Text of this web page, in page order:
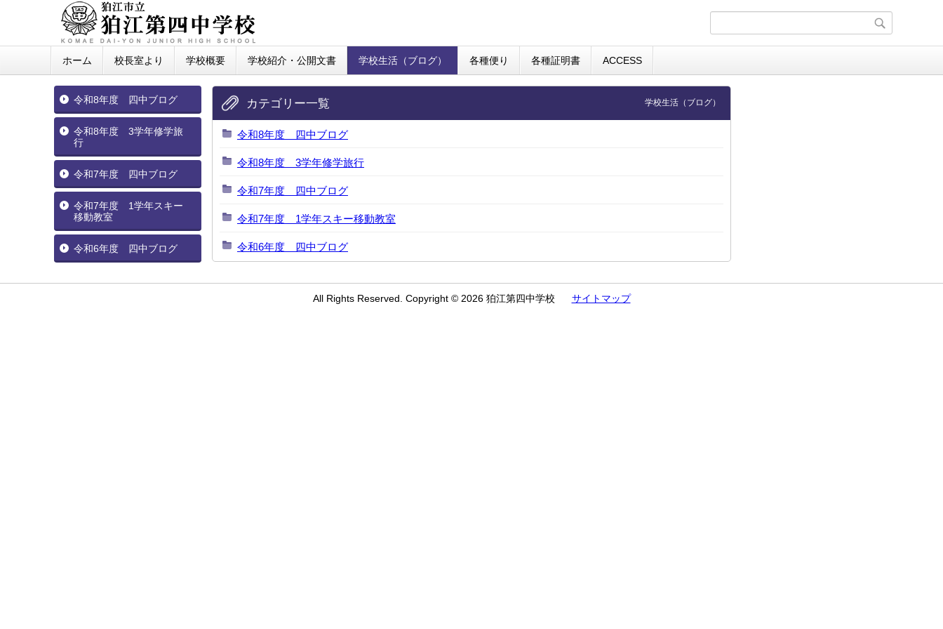
ホーム 校長室より 学校概要 学校紹介・公開文書 学校生活（ブログ） 各種便り 各種証明書 ACCESS
令和8年度 四中ブログ
令和8年度 3学年修学旅
行
令和7年度 四中ブログ
令和7年度 1学年スキー
移動教室
令和6年度 四中ブログ
カテゴリー一覧 学校生活（ブログ）
令和8年度 四中ブログ
令和8年度 3学年修学旅行
令和7年度 四中ブログ
令和7年度 1学年スキー移動教室
令和6年度 四中ブログ
All Rights Reserved. Copyright © 2026 狛江第四中学校 サイトマップ